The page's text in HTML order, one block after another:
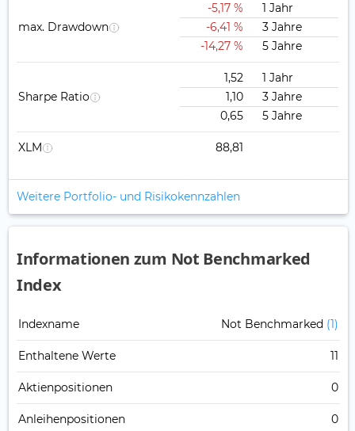
max. Drawdown
-5,17 %
1 Jahr
-6,41 %
3 Jahre
-14,27 %
5 Jahre
Sharpe Ratio
1,52
1 Jahr
1,10
3 Jahre
0,65
5 Jahre
XLM 88,81
Weitere Portfolio- und Risikokennzahlen
Informationen zum Not Benchmarked
Index
Indexname Not Benchmarked (1)
Enthaltene Werte 11
Aktienpositionen 0
Anleihenpositionen 0